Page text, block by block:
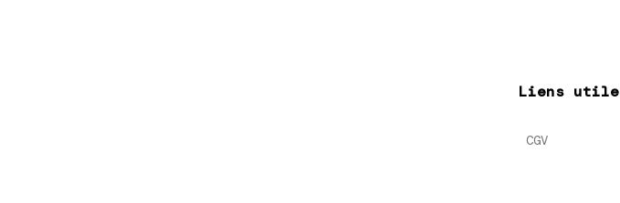
Liens
CGV